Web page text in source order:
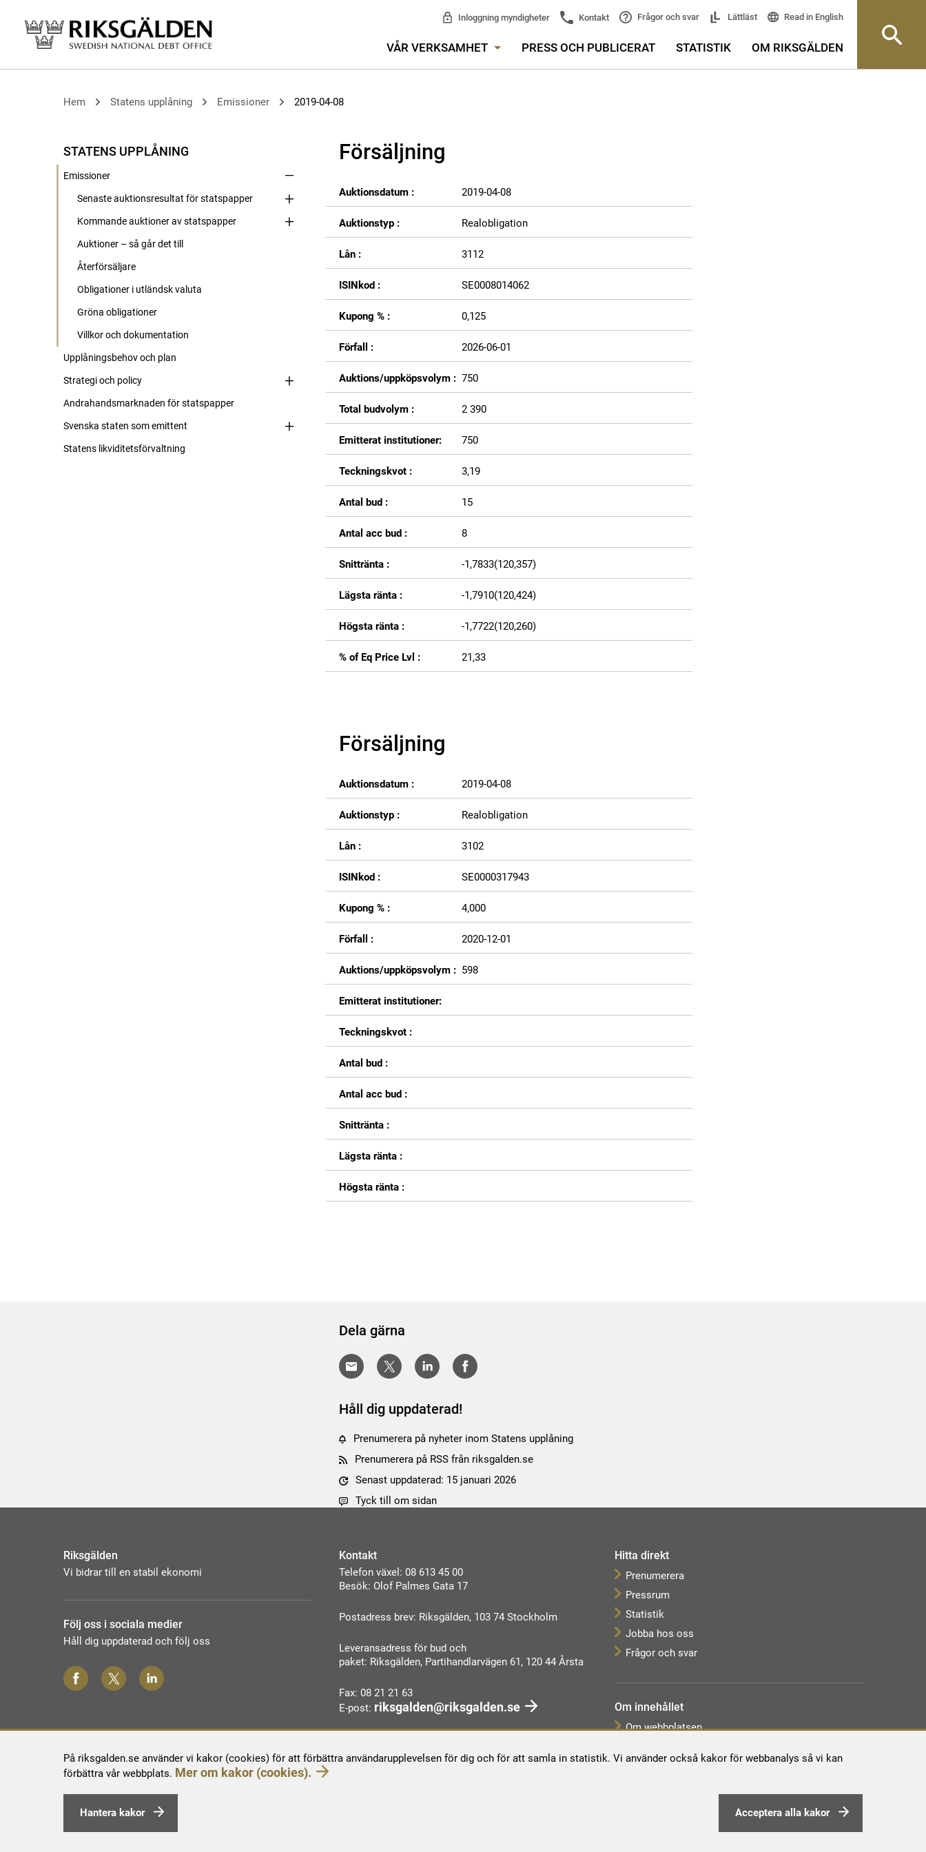
På riksgalden.se använder vi kakor (cookies) för att förbättra användarupplevelsen för dig och för att samla in statistik. Vi använder också kakor för webbanalys så vi kan
förbättra vår webbplats. Mer om kakor (cookies).
Hantera kakor Acceptera alla kakor
Inloggning myndigheter Kontakt Frågor och svar Lättläst Read in English
VÅR VERKSAMHET PRESS OCH PUBLICERAT STATISTIK OM RIKSGÄLDEN
Hem Statens upplåning Emissioner 2019-04-08
STATENS UPPLÅNING
Emissioner
Senaste auktionsresultat för statspapper
Kommande auktioner av statspapper
Auktioner – så går det till
Återförsäljare
Obligationer i utländsk valuta
Gröna obligationer
Villkor och dokumentation
Upplåningsbehov och plan
Strategi och policy
Andrahandsmarknaden för statspapper
Svenska staten som emittent
Statens likviditetsförvaltning
Försäljning
Auktionsdatum : 2019-04-08
Auktionstyp : Realobligation
Lån : 3112
ISINkod : SE0008014062
Kupong % : 0,125
Förfall : 2026-06-01
Auktions/uppköpsvolym : 750
Total budvolym : 2 390
Emitterat institutioner: 750
Teckningskvot : 3,19
Antal bud : 15
Antal acc bud : 8
Snittränta : -1,7833(120,357)
Lägsta ränta : -1,7910(120,424)
Högsta ränta : -1,7722(120,260)
% of Eq Price Lvl : 21,33
Försäljning
Auktionsdatum : 2019-04-08
Auktionstyp : Realobligation
Lån : 3102
ISINkod : SE0000317943
Kupong % : 4,000
Förfall : 2020-12-01
Auktions/uppköpsvolym : 598
Emitterat institutioner:
Teckningskvot :
Antal bud :
Antal acc bud :
Snittränta :
Lägsta ränta :
Högsta ränta :
Dela gärna
Håll dig uppdaterad!
Prenumerera på nyheter inom Statens upplåning
Prenumerera på RSS från riksgalden.se
Senast uppdaterad: 15 januari 2026
Tyck till om sidan
Riksgälden
Vi bidrar till en stabil ekonomi
Följ oss i sociala medier
Håll dig uppdaterad och följ oss
Kontakt
Telefon växel: 08 613 45 00
Besök: Olof Palmes Gata 17
Postadress brev: Riksgälden, 103 74 Stockholm
Leveransadress för bud och
paket: Riksgälden, Partihandlarvägen 61, 120 44 Årsta
Fax: 08 21 21 63
E-post: riksgalden@riksgalden.se
Hitta direkt
Prenumerera
Pressrum
Statistik
Jobba hos oss
Frågor och svar
Om innehållet
Om webbplatsen
Tillgänglighetsredogörelse